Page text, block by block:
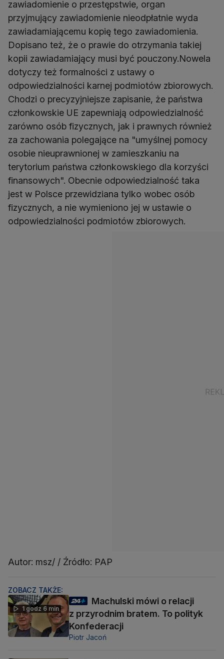
zawiadomienie o przestępstwie, organ
przyjmujący zawiadomienie nieodpłatnie wyda
zawiadamiającemu kopię tego zawiadomienia.
Dopisano też, że o prawie do otrzymania takiej
kopii zawiadamiający musi być pouczony.Nowela
dotyczy też formalności z ustawy o
odpowiedzialności karnej podmiotów zbiorowych.
Chodzi o precyzyjniejsze zapisanie, że państwa
członkowskie UE zapewniają odpowiedzialność
zarówno osób fizycznych, jak i prawnych również
za zachowania polegające na "umyślnej pomocy
osobie nieuprawnionej w zamieszkaniu na
terytorium państwa członkowskiego dla korzyści
finansowych". Obecnie odpowiedzialność taka
jest w Polsce przewidziana tylko wobec osób
fizycznych, a nie wymieniono jej w ustawie o
odpowiedzialności podmiotów zbiorowych.
Autor: msz/ / Źródło: PAP
ZOBACZ TAKŻE:
1 godz 6 min
Machulski mówi o relacji
z przyrodnim bratem. To polityk
Konfederacji
Piotr Jacoń